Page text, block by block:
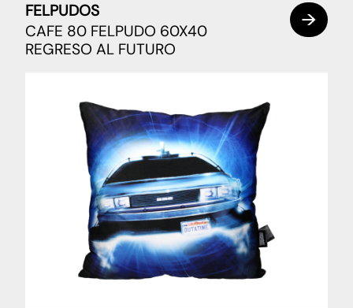
FELPUDOS
CAFE 80 FELPUDO 60X40
REGRESO AL FUTURO